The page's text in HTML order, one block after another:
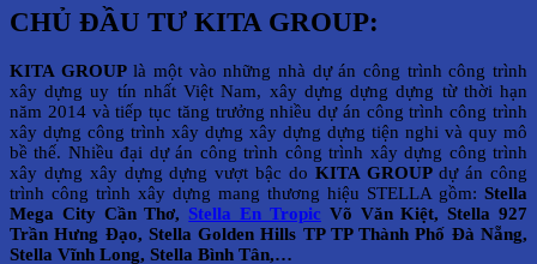
CHỦ ĐẦU TƯ KITA GROUP:
KITA GROUPlà một vào những nhà dự án công trình công trình
xây dựng uy tín nhất Việt Nam, xây dựng dựng dựng từ thời hạn
năm 2014 và tiếp tục tăng trưởng nhiều dự án công trình công trình
xây dựng công trình xây dựng xây dựng dựng tiện nghi và quy mô
bề thế. Nhiều đại dự án công trình công trình xây dựng công trình
xây dựng xây dựng dựng vượt bậc do KITA GROUPdự án công
trình công trình xây dựng mang thương hiệu STELLA gồm: Stella
Mega City Cần Thơ, Stella En Tropic Võ Văn Kiệt, Stella 927
Trần Hưng Đạo, Stella Golden Hills TP TP Thành Phố Đà Nẵng,
Stella Vĩnh Long, Stella Bình Tân,…